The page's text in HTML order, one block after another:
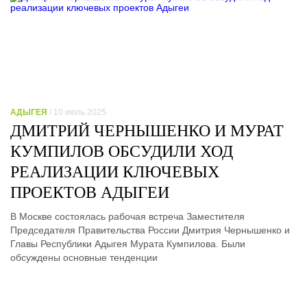
АДЫГЕЯ / 10 июль 2025
ДМИТРИЙ ЧЕРНЫШЕНКО И МУРАТ
КУМПИЛОВ ОБСУДИЛИ ХОД
РЕАЛИЗАЦИИ КЛЮЧЕВЫХ
ПРОЕКТОВ АДЫГЕИ
В Москве состоялась рабочая встреча Заместителя
Председателя Правительства России Дмитрия Чернышенко и
Главы Республики Адыгея Мурата Кумпилова. Были
обсуждены основные тенденции